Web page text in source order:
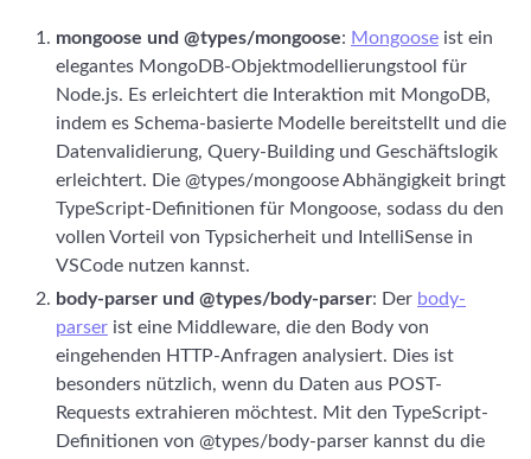
mongoose und @types/mongoose: Mongoose ist ein
elegantes MongoDB-Objektmodellierungstool für
Node.js. Es erleichtert die Interaktion mit MongoDB,
indem es Schema-basierte Modelle bereitstellt und die
Datenvalidierung, Query-Building und Geschäftslogik
erleichtert. Die @types/mongoose Abhängigkeit bringt
TypeScript-Definitionen für Mongoose, sodass du den
vollen Vorteil von Typsicherheit und IntelliSense in
VSCode nutzen kannst.
body-parser und @types/body-parser: Der body-
parser ist eine Middleware, die den Body von
eingehenden HTTP-Anfragen analysiert. Dies ist
besonders nützlich, wenn du Daten aus POST-
Requests extrahieren möchtest. Mit den TypeScript-
Definitionen von @types/body-parser kannst du die